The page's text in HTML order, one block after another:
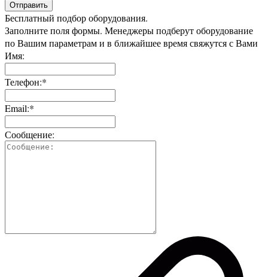
Отправить
Бесплатный подбор оборудования.
Заполните поля формы. Менеджеры подберут оборудование
по Вашим параметрам и в ближайшее время свяжутся с Вами
Имя:
Телефон:*
Email:*
Сообщение: